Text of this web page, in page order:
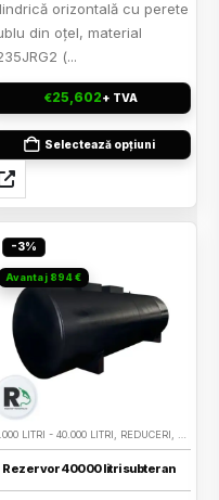
orizontală cu perete
din oţel, material
(...
€25,602+ TVA
Selectează opțiuni
BENZINA SUPRATERANE,
-3%
LITRI - 40.000 LITRI REDUCERI
Rezervor 40000 litri subteran
Avantaj 894 €